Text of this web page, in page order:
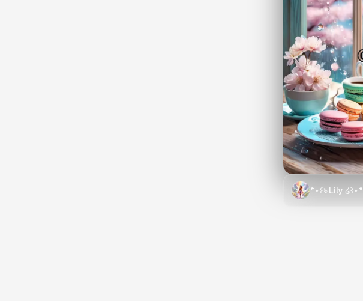
*⋆꒰ঌ Lily ໒꒱⋆*